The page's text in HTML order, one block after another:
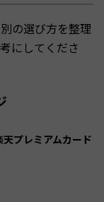
の選び方を整理
にしてくださ
プレミアムカード